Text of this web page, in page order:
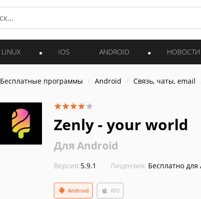
LINUX IOS ANDROID НОВОСТИ
Бесплатные программы Android Связь, чаты, email
Zenly - your world
Для Android
Версия:5.9.1 Лицензия: Бесплатно
Android iOS